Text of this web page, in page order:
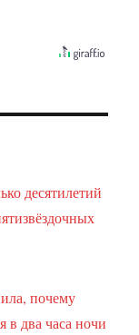
десятилетий
почему
два часа ночи